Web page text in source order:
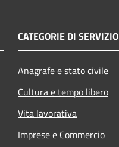
CATEGORIE DI SERVIZIO
Anagrafe e stato civile
Cultura e tempo libero
Vita lavorativa
Imprese e Commercio